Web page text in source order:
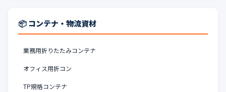
📦 コンテナ・物流資材
業務用折りたたみコンテナ
オフィス用折コン
TP規格コンテナ